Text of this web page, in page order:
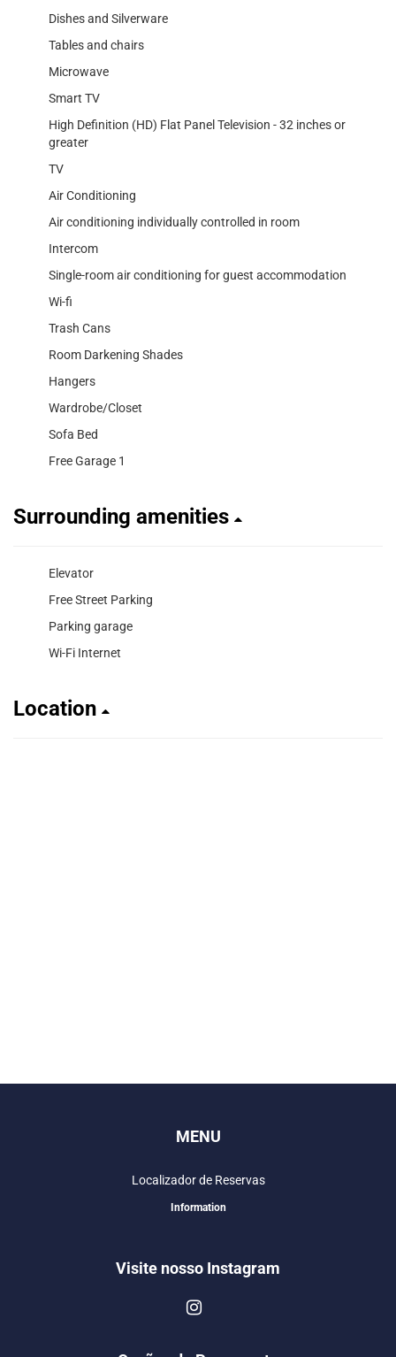
Dishes and Silverware
Tables and chairs
Microwave
Smart TV
High Definition (HD) Flat Panel Television - 32 inches or
greater
TV
Air Conditioning
Air conditioning individually controlled in room
Intercom
Single-room air conditioning for guest accommodation
Wi-fi
Trash Cans
Room Darkening Shades
Hangers
Wardrobe/Closet
Sofa Bed
Free Garage 1
Surrounding amenities
Elevator
Free Street Parking
Parking garage
Wi-Fi Internet
Location
MENU
Localizador de Reservas
Information
Visite nosso Instagram